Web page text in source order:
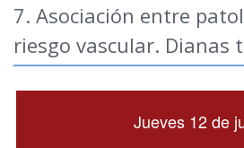
7. Asociación entre
riesgo vascular. Dianas
Jueves 12 de